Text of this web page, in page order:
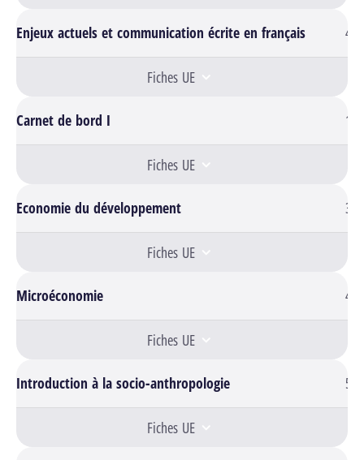
Enjeux actuels et communication écrite en français 4
Fiches UE
Carnet de bord I 1
Fiches UE
Economie du développement 3
Fiches UE
Microéconomie 4
Fiches UE
Introduction à la socio-anthropologie 5
Fiches UE